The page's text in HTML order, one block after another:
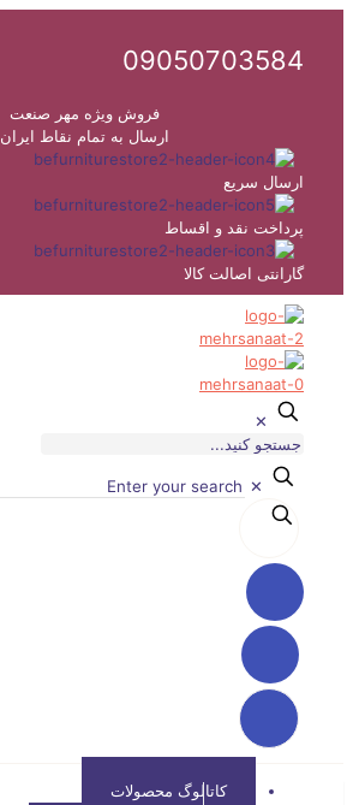
09050703584
فروش ویژه مهر صنعت
ارسال به تمام نقاط ایران
ارسال سریع
پرداخت نقد و اقساط
گارانتی اصالت کالا
✕
✕
کاتالوگ محصولات